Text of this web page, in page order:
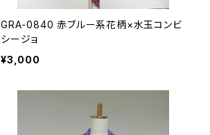
GRA-0840 赤ブルー系花柄×水玉コンビ
シージョ
¥3,000